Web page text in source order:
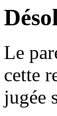
Le
cette
jugée